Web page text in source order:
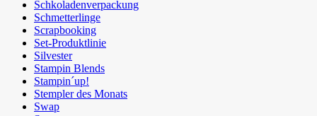
Schkoladenverpackung
Schmetterlinge
Scrapbooking
Set-Produktlinie
Silvester
Stampin Blends
Stampin´up!
Stempler des Monats
Swap